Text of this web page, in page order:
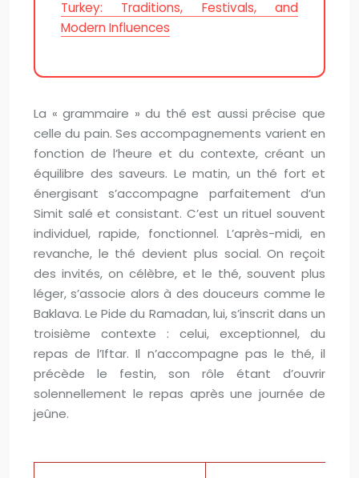
Turkey: Traditions, Festivals, and
Modern Influences
La « grammaire » du thé est aussi précise que
celle du pain. Ses accompagnements varient en
fonction de l’heure et du contexte, créant un
équilibre des saveurs. Le matin, un thé fort et
énergisant s’accompagne parfaitement d’un
Simit salé et consistant. C’est un rituel souvent
individuel, rapide, fonctionnel. L’après-midi, en
revanche, le thé devient plus social. On reçoit
des invités, on célèbre, et le thé, souvent plus
léger, s’associe alors à des douceurs comme le
Baklava. Le Pide du Ramadan, lui, s’inscrit dans un
troisième contexte : celui, exceptionnel, du
repas de l’Iftar. Il n’accompagne pas le thé, il
précède le festin, son rôle étant d’ouvrir
solennellement le repas après une journée de
jeûne.